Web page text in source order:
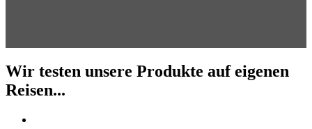
Wir testen unsere Produkte auf eigenen
Reisen...